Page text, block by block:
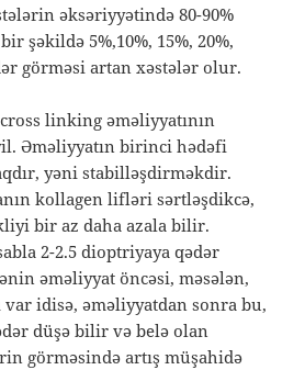
əksəriyyətində 80-90%
şəkildə 5%,10%, 15%, 20%,
görməsi artan xəstələr olur.
linking əməliyyatının
Əməliyyatın birinci hədəfi
yəni stabilləşdirməkdir.
kollagen lifləri sərtləşdikcə,
bir az daha azala bilir.
2-2.5 dioptriyaya qədər
əməliyyat öncəsi, məsələn,
var idisə, əməliyyatdan sonra bu,
düşə bilir və belə olan
görməsində artış müşahidə